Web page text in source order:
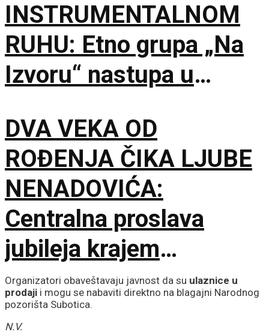
INSTRUMENTALNOM
RUHU: Etno grupa „Na
Izvoru“ nastupa u
DVA VEKA OD
ROĐENJA ČIKA LJUBE
NENADOVIĆA:
Centralna proslava
jubileja krajem
septembra u Brankovini
Organizatori obaveštavaju javnost da su ulaznice u
prodaji i mogu se nabaviti direktno na blagajni Narodnog
pozorišta Subotica.
N.V.